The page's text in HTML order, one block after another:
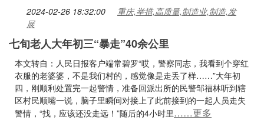
2024-02-26 18:32:00
重庆,举措,高质量,制造业,制造,发
展
七旬老人大年初三“暴走”40余公里
本文转自：人民日报客户端常碧罗“哎，警察同志，我看到个穿红
衣服的老婆婆，不是我们村的，感觉像是走丢了样……”大年初
四，刚顺利处置完一起警情，准备回派出所的民警邹福林听到辖
区村民顺嘴一说，脑子里瞬间对接上了此前接到的一起人员走失
警情，“找，应该还没走远！”随后的4小时里……更多